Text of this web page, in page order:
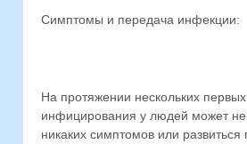
Симптомы и передача инфекции:
На протяжении нескольких
инфицирования у людей может не
никаких симптомов или развиться